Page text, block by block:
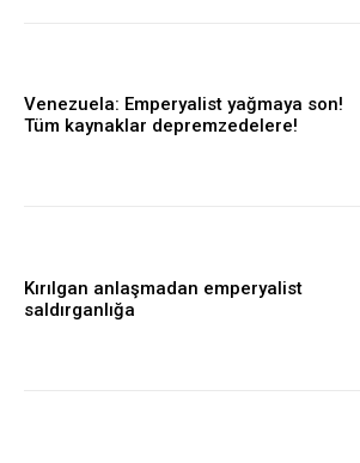
Venezuela: Emperyalist yağmaya son!
Tüm kaynaklar depremzedelere!
Kırılgan anlaşmadan emperyalist
saldırganlığa